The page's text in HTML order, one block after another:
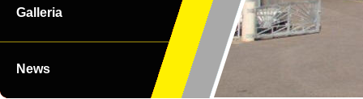
Galleria
News